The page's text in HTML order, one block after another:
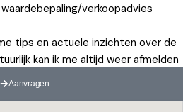
verkoopadvies
tips en actuele inzichten over de
kan ik me altijd weer afmelden
Aanvragen